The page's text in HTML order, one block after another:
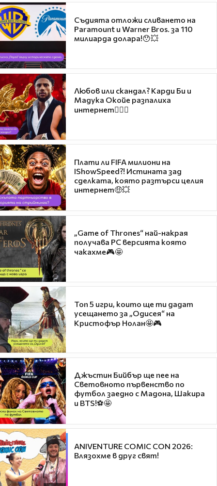
Съдията отложи сливането на
Paramount и Warner Bros. за 110
милиарда долара!😯💥
Любов или скандал? Карди Би и
Мадука Окойе разпалиха
интернет❤️‍🔥🔥
Плати ли FIFA милиони на
IShowSpeed?! Истината зад
сделката, която разтърси целия
интернет🤑💥
„Game of Thrones“ най-накрая
получава PC версията която
чакахме🎮🤩
Топ 5 игри, които ще ти дадат
усещането за „Одисея“ на
Кристофър Нолан🤩🎮
Джъстин Бийбър ще пее на
Световното първенство по
футбол заедно с Мадона, Шакира
и BTS!⚽🤩
ANIVENTURE COMIC CON 2026:
Влязохме в друг свят!